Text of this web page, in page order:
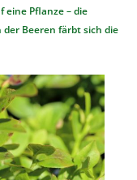
eine Pflanze – die
der Beeren färbt sich die